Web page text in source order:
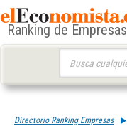
Ranking de Empresas
Directorio Ranking Empresas